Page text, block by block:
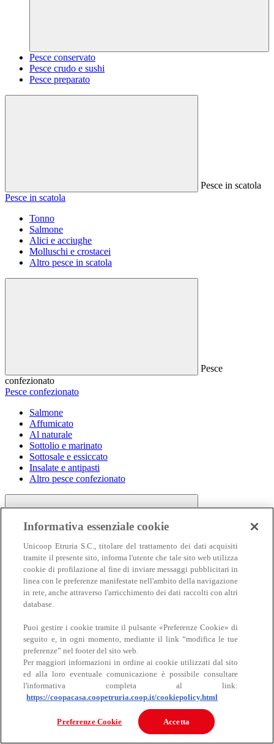
Pesce conservato
Pesce crudo e sushi
Pesce preparato
Pesce in scatola
Pesce in scatola
Tonno
Salmone
Alici e acciughe
Molluschi e crostacei
Altro pesce in scatola
Pesce
confezionato
Pesce confezionato
Salmone
Affumicato
Al naturale
Sottolio e marinato
Sottosale e essiccato
Insalate e antipasti
Altro pesce confezionato
Carne
Carne
Bovino
Informativa essenziale cookie
Unicoop Etruria S.C., titolare del trattamento dei dati acquisiti
tramite il presente sito, informa l'utente che tale sito web utilizza
cookie di profilazione al fine di inviare messaggi pubblicitari in
linea con le preferenze manifestate nell'ambito della navigazione
in rete, anche attraverso l'arricchimento dei dati raccolti con altri
database.
Puoi gestire i cookie tramite il pulsante «Preferenze Cookie» di
seguito e, in ogni momento, mediante il link “modifica le tue
preferenze” nel footer del sito web.
Per maggiori informazioni in ordine ai cookie utilizzati dal sito
ed alla loro eventuale comunicazione è possibile consultare
l'informativa completa al link:
https://coopacasa.coopetruria.coop.it/cookiepolicy.html
Preferenze Cookie Accetta